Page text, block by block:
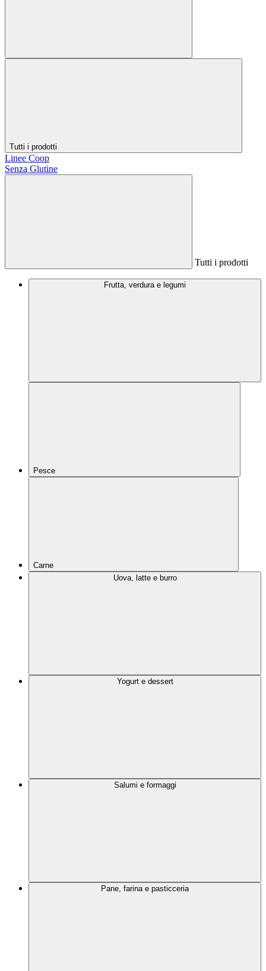
Tutti i prodotti
Linee Coop
Senza Glutine
Tutti i prodotti
Frutta, verdura e legumi
Pesce
Carne
Uova, latte e burro
Yogurt e dessert
Salumi e formaggi
Pane, farina e pasticceria